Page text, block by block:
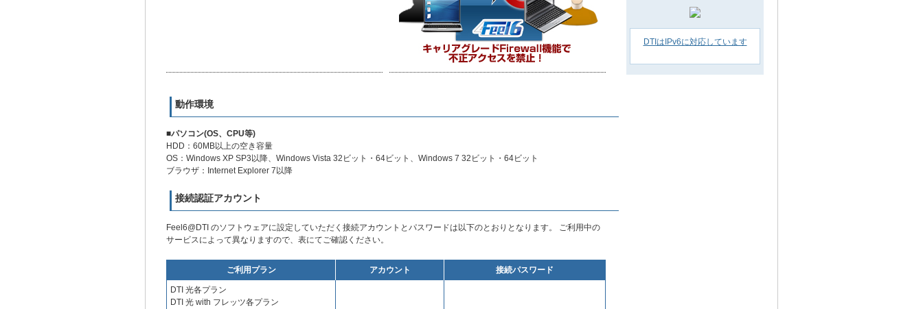
動作環境
■パソコン(OS、CPU等)
HDD：60MB以上の空き容量
OS：Windows XP SP3以降、Windows Vista 32ビット・64ビット、Windows 7 32ビット・64ビット
ブラウザ：Internet Explorer 7以降
接続認証アカウント
Feel6@DTI のソフトウェアに設定していただく接続アカウントとパスワードは以下のとおりとなります。 ご利用中の
サービスによって異なりますので、表にてご確認ください。
ご利用プラン アカウント 接続パスワード
DTI 光各プラン
DTI 光 with フレッツ各プラン
DTIはIPv6に対応しています